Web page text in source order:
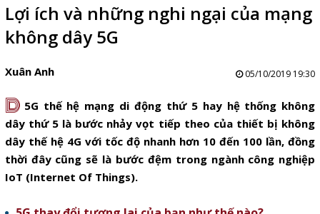
Lợi ích và những nghi ngại của mạng
không dây 5G
Xuân Anh 05/10/2019 19:30
D 5G thế hệ mạng di động thứ 5 hay hệ thống không
dây thứ 5 là bước nhảy vọt tiếp theo của thiết bị không
dây thế hệ 4G với tốc độ nhanh hơn 10 đến 100 lần, đồng
thời đây cũng sẽ là bước đệm trong ngành công nghiệp
IoT (Internet Of Things).